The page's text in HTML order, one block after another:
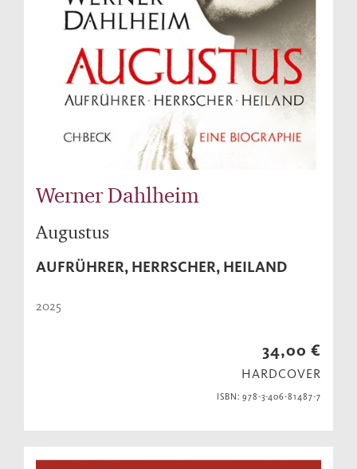
Werner Dahlheim
Augustus
AUFRÜHRER, HERRSCHER, HEILAND
2025
34,00 €
HARDCOVER
ISBN: 978-3-406-81487-7